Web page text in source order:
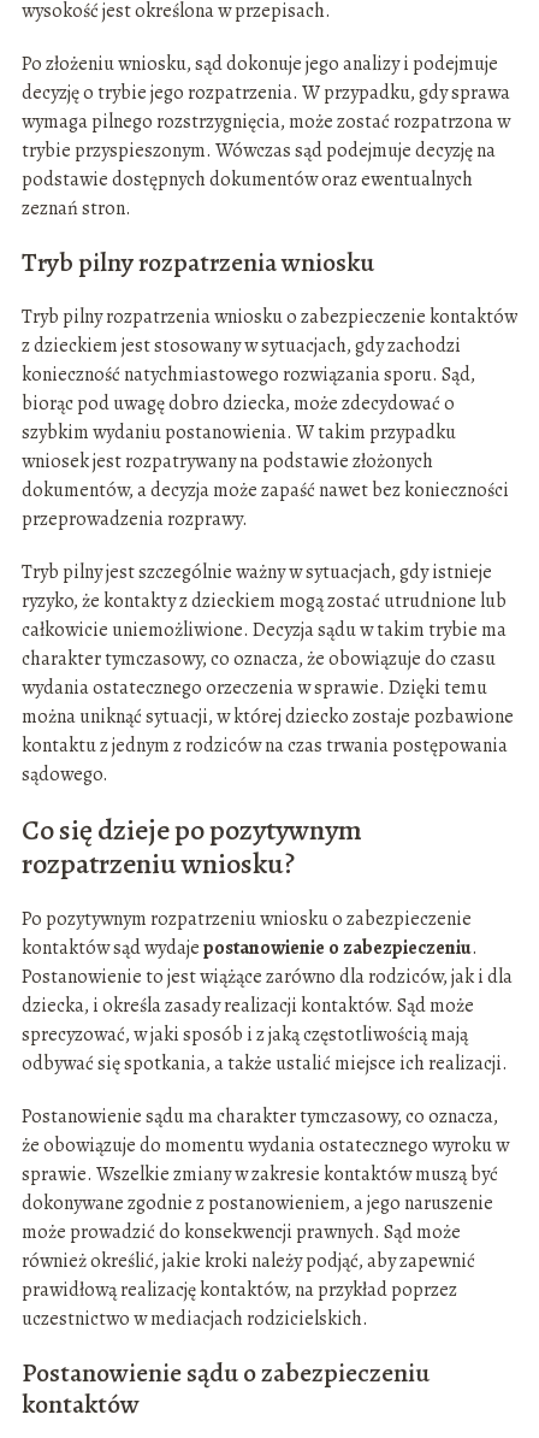
wysokość jest określona w przepisach.
Po złożeniu wniosku, sąd dokonuje jego analizy i podejmuje
decyzję o trybie jego rozpatrzenia. W przypadku, gdy sprawa
wymaga pilnego rozstrzygnięcia, może zostać rozpatrzona w
trybie przyspieszonym. Wówczas sąd podejmuje decyzję na
podstawie dostępnych dokumentów oraz ewentualnych
zeznań stron.
Tryb pilny rozpatrzenia wniosku
Tryb pilny rozpatrzenia wniosku o zabezpieczenie kontaktów
z dzieckiem jest stosowany w sytuacjach, gdy zachodzi
konieczność natychmiastowego rozwiązania sporu. Sąd,
biorąc pod uwagę dobro dziecka, może zdecydować o
szybkim wydaniu postanowienia. W takim przypadku
wniosek jest rozpatrywany na podstawie złożonych
dokumentów, a decyzja może zapaść nawet bez konieczności
przeprowadzenia rozprawy.
Tryb pilny jest szczególnie ważny w sytuacjach, gdy istnieje
ryzyko, że kontakty z dzieckiem mogą zostać utrudnione lub
całkowicie uniemożliwione. Decyzja sądu w takim trybie ma
charakter tymczasowy, co oznacza, że obowiązuje do czasu
wydania ostatecznego orzeczenia w sprawie. Dzięki temu
można uniknąć sytuacji, w której dziecko zostaje pozbawione
kontaktu z jednym z rodziców na czas trwania postępowania
sądowego.
Co się dzieje po pozytywnym
rozpatrzeniu wniosku?
Po pozytywnym rozpatrzeniu wniosku o zabezpieczenie
kontaktów sąd wydajepostanowienie o zabezpieczeniu.
Postanowienie to jest wiążące zarówno dla rodziców, jak i dla
dziecka, i określa zasady realizacji kontaktów. Sąd może
sprecyzować, w jaki sposób i z jaką częstotliwością mają
odbywać się spotkania, a także ustalić miejsce ich realizacji.
Postanowienie sądu ma charakter tymczasowy, co oznacza,
że obowiązuje do momentu wydania ostatecznego wyroku w
sprawie. Wszelkie zmiany w zakresie kontaktów muszą być
dokonywane zgodnie z postanowieniem, a jego naruszenie
może prowadzić do konsekwencji prawnych. Sąd może
również określić, jakie kroki należy podjąć, aby zapewnić
prawidłową realizację kontaktów, na przykład poprzez
uczestnictwo w mediacjach rodzicielskich.
Postanowienie sądu o zabezpieczeniu
kontaktów